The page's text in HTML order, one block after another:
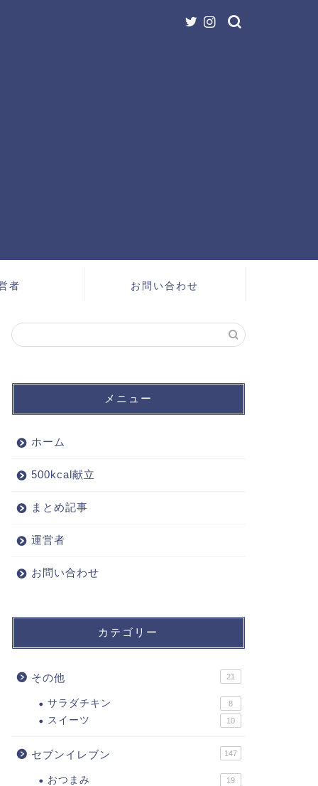
者 お問い合わせ
メニュー
ホーム
500kcal献立
まとめ記事
運営者
お問い合わせ
カテゴリー
その他 21
サラダチキン 8
スイーツ 10
セブンイレブン 147
おつまみ 19